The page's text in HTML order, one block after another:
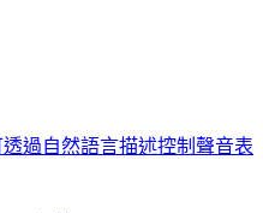
過自然語言描述控制聲音表